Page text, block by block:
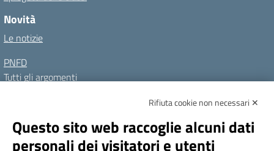
Novità
Le notizie
PNFD
Tutti gli argomenti
Albo online
Dichiarazione di accessibilitàNote legali
Rifiuta cookie non necessari ✕
Questo sito web raccoglie alcuni dati
personali dei visitatori e utenti